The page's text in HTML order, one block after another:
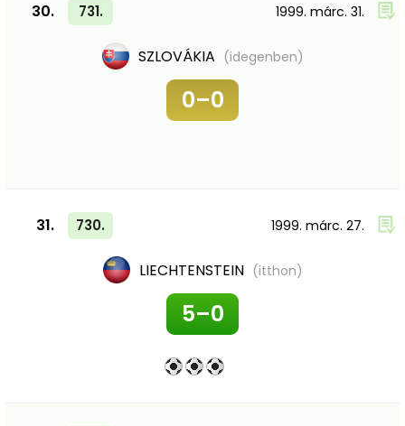
30. 731. 1999. márc. 31.
SZLOVÁKIA (idegenben)
0–0
31. 730. 1999. márc. 27.
LIECHTENSTEIN (itthon)
5–0